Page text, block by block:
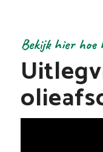
Bekijk hier hoe